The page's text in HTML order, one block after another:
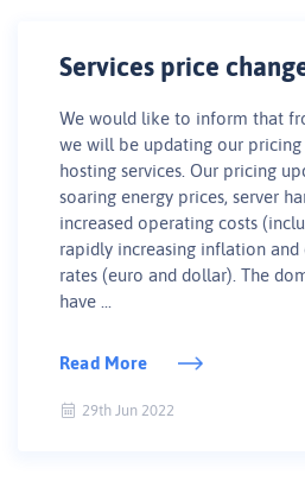
Services price
We would like to inform that
we will be updating our
hosting services. Our pricing
soaring energy prices, server
increased operating costs
rapidly increasing inflation and
rates (euro and dollar). The
have ...
Read More
29th Jun 2022